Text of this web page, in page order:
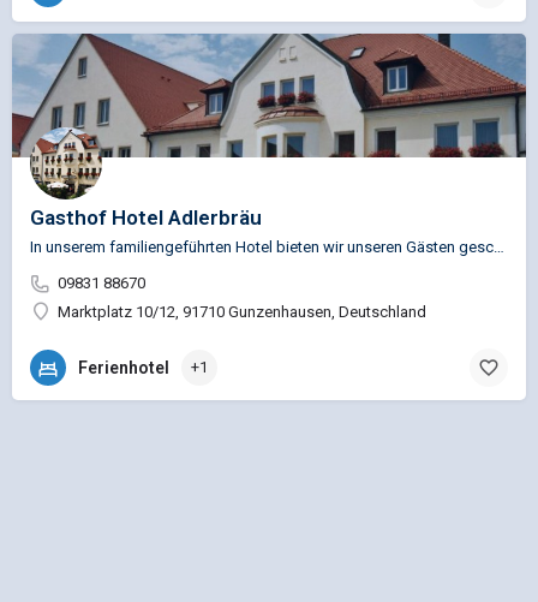
Gasthof Hotel Adlerbräu
In unserem familiengeführten Hotel bieten wir unseren Gästen geschmackvoll eingerichtete Zimmer (teilweise…
09831 88670
Marktplatz 10/12, 91710 Gunzenhausen, Deutschland
Ferienhotel +1